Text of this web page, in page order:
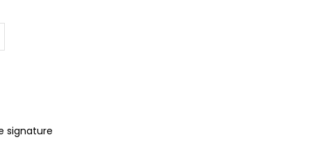
signature